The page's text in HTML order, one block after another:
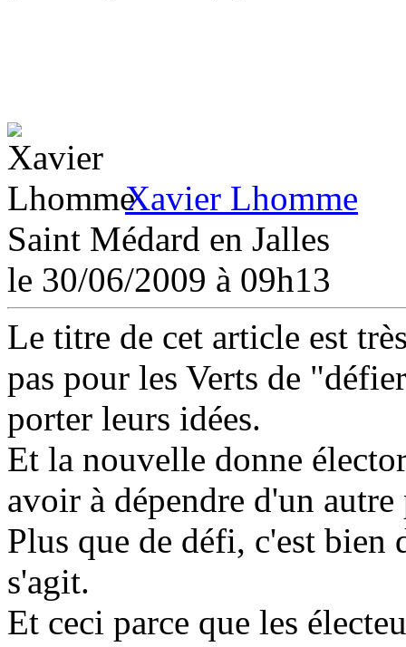
Xavier Lhomme
Saint Médard en Jalles
le 30/06/2009 à 09h13
Le titre de cet article est
pas pour les Verts de
porter leurs idées.
Et la nouvelle donne
avoir à dépendre d'un
Plus que de défi, c'est
s'agit.
Et ceci parce que les